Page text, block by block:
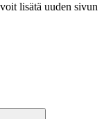
lisätä uuden sivun